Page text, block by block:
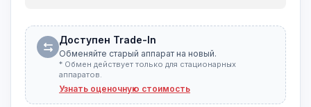
Доступен Trade-In
Обменяйте старый аппарат на новый.
* Обмен действует только для стационарных
аппаратов.
Узнать оценочную стоимость